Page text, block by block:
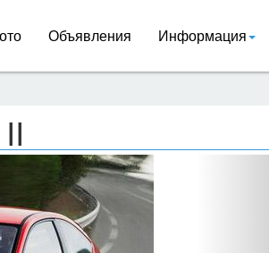
Объявления Информация